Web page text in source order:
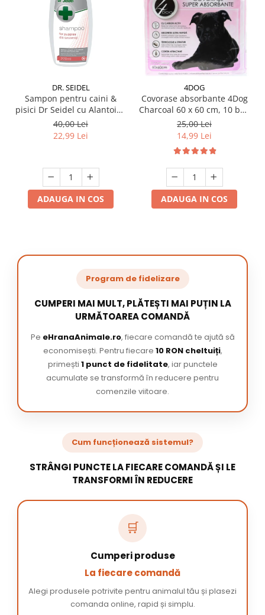
DR. SEIDEL
Sampon pentru caini &
pisici Dr Seidel cu Alantoina
220 ml
40,00 Lei
22,99 Lei
ADAUGA IN COS
4DOG
Covorase absorbante 4Dog
Charcoal 60 x 60 cm, 10 buc
/ pachet
25,00 Lei
14,99 Lei
ADAUGA IN COS
Program de fidelizare
CUMPERI MAI MULT, PLĂTEȘTI MAI PUȚIN LA
URMĂTOAREA COMANDĂ
Pe eHranaAnimale.ro, fiecare comandă te ajută să
economisești. Pentru fiecare 10 RON cheltuiți,
primești 1 punct de fidelitate, iar punctele
acumulate se transformă în reducere pentru
comenzile viitoare.
Cum funcționează sistemul?
STRÂNGI PUNCTE LA FIECARE COMANDĂ ȘI LE
TRANSFORMI ÎN REDUCERE
🛒
Cumperi produse
La fiecare comandă
Alegi produsele potrivite pentru animalul tău și plasezi
comanda online, rapid și simplu.